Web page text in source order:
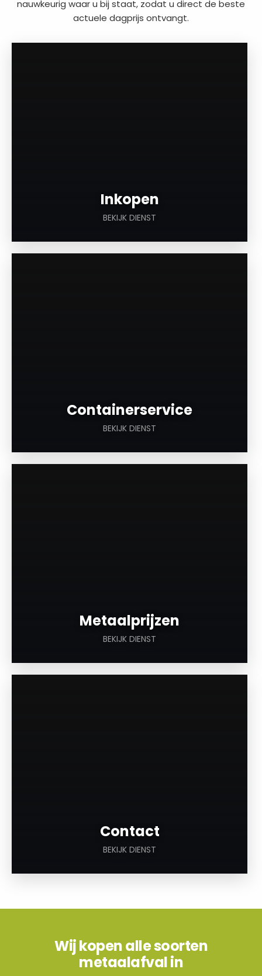
nauwkeurig waar u bij staat, zodat u direct de beste
actuele dagprijs ontvangt.
Inkopen
BEKIJK DIENST
Containerservice
BEKIJK DIENST
Metaalprijzen
BEKIJK DIENST
Contact
BEKIJK DIENST
Wij kopen alle soorten
metaalafval in